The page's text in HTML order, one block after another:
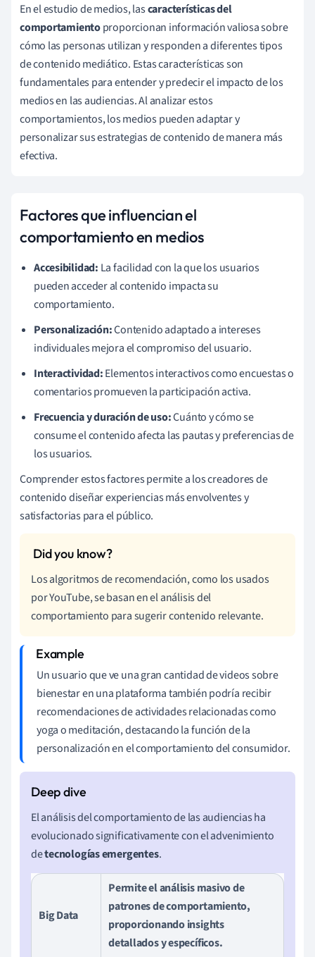
En el estudio de medios, lascaracterísticas del
comportamientoproporcionan información valiosa sobre
cómo las personas utilizan y responden a diferentes tipos
de contenido mediático. Estas características son
fundamentales para entender y predecir el impacto de los
medios en las audiencias. Al analizar estos
comportamientos, los medios pueden adaptar y
personalizar sus estrategias de contenido de manera más
efectiva.
Factores que influencian el
comportamiento en medios
Accesibilidad: La facilidad con la que los usuarios
pueden acceder al contenido impacta su
comportamiento.
Personalización:Contenido adaptado a intereses
individuales mejora el compromiso del usuario.
Interactividad:Elementos interactivos como encuestas o
comentarios promueven la participación activa.
Frecuencia y duración de uso:Cuánto y cómo se
consume el contenido afecta las pautas y preferencias de
los usuarios.
Comprender estos factores permite a los creadores de
contenido diseñar experiencias más envolventes y
satisfactorias para el público.
Los algoritmos de recomendación, como los usados
por YouTube, se basan en el análisis del
comportamiento para sugerir contenido relevante.
Un usuario que ve una gran cantidad de videos sobre
bienestar en una plataforma también podría recibir
recomendaciones de actividades relacionadas como
yoga o meditación, destacando la función de la
personalización en el comportamiento del consumidor.
El análisis del comportamiento de las audiencias ha
evolucionado significativamente con el advenimiento
detecnologías emergentes.
Big Data
Permite el análisis masivo de
patrones de comportamiento,
proporcionando insights
detallados y específicos.